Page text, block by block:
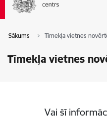
Sākums Tīmekļa vietnes
Tīmekļa vietnes
Vai šī